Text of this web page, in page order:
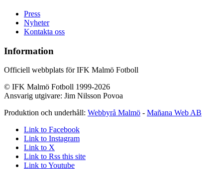
Press
Nyheter
Kontakta oss
Information
Officiell webbplats för IFK Malmö Fotboll
© IFK Malmö Fotboll 1999-2026
Ansvarig utgivare: Jim Nilsson Povoa
Produktion och underhåll: Webbyrå Malmö - Mañana Web AB
Link to Facebook
Link to Instagram
Link to X
Link to Rss this site
Link to Youtube